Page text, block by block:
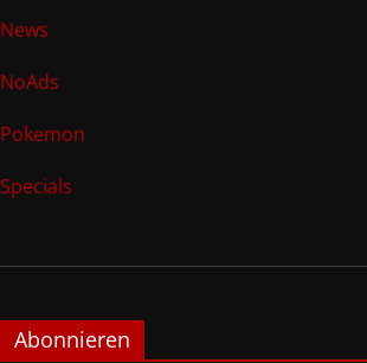
News
NoAds
Pokemon
Specials
Abonnieren